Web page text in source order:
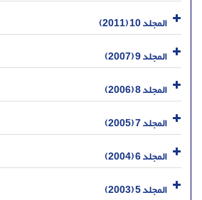
المجلد 10 (2011)
المجلد 9 (2007)
المجلد 8 (2006)
المجلد 7 (2005)
المجلد 6 (2004)
المجلد 5 (2003)